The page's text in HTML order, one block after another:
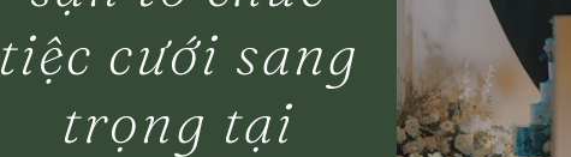
tiệc cưới sang
trọng tại